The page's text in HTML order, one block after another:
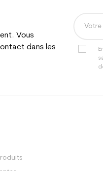
Vous
dans les